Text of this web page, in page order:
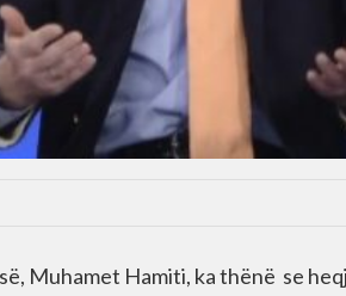
Muhamet Hamiti, ka thënë se